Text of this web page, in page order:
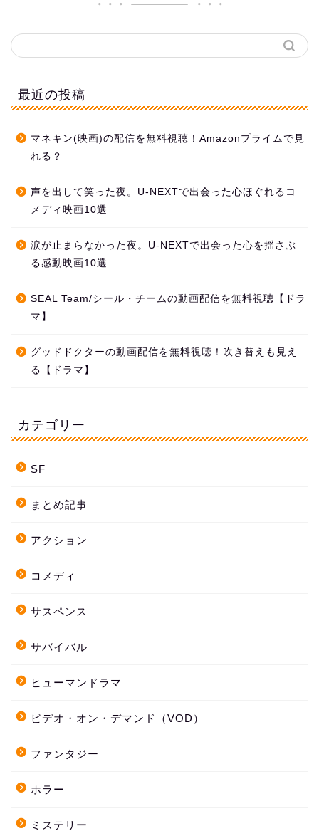
最近の投稿
マネキン(映画)の配信を無料視聴！Amazonプライムで見
れる？
声を出して笑った夜。U-NEXTで出会った心ほぐれるコ
メディ映画10選
涙が止まらなかった夜。U-NEXTで出会った心を揺さぶ
る感動映画10選
SEAL Team/シール・チームの動画配信を無料視聴【ドラ
マ】
グッドドクターの動画配信を無料視聴！吹き替えも見え
る【ドラマ】
カテゴリー
SF
まとめ記事
アクション
コメディ
サスペンス
サバイバル
ヒューマンドラマ
ビデオ・オン・デマンド（VOD）
ファンタジー
ホラー
ミステリー